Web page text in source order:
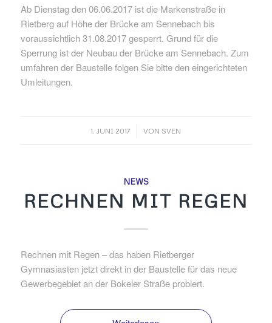
Ab Dienstag den 06.06.2017 ist die Markenstraße in
Rietberg auf Höhe der Brücke am Sennebach bis
voraussichtlich 31.08.2017 gesperrt. Grund für die
Sperrung ist der Neubau der Brücke am Sennebach. Zum
umfahren der Baustelle folgen Sie bitte den eingerichteten
Umleitungen.
1. JUNI 2017
/ VON SVEN
NEWS
RECHNEN MIT REGEN
Rechnen mit Regen – das haben Rietberger
Gymnasiasten jetzt direkt in der Baustelle für das neue
Gewerbegebiet an der Bokeler Straße probiert.